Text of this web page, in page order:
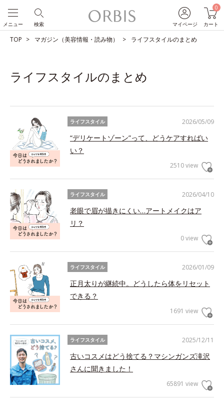
マイページ
0
カート
検索
メニュー
TOP マガジン（美容情報・読み物） ライフスタイルのまとめ
ライフスタイルのまとめ
2026/05/09
ライフスタイル
“デリケートゾーン”って、どうケアすればい
い？
2510 view
2026/04/10
ライフスタイル
老眼で眉が描きにくい…アートメイクはア
リ？
0 view
2026/01/09
ライフスタイル
正月太りが継続中。どうしたら体をリセット
できる？
1691 view
2025/12/11
ライフスタイル
古いコスメはどう捨てる？マシンガンズ滝沢
さんに聞きました！
65891 view